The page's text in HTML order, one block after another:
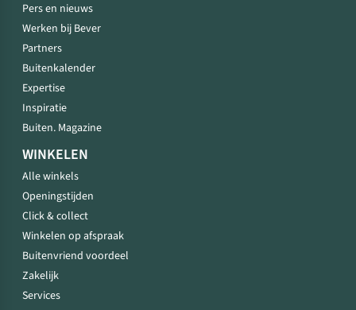
Pers en nieuws
Werken bij Bever
Partners
Buitenkalender
Expertise
Inspiratie
Buiten. Magazine
WINKELEN
Alle winkels
Openingstijden
Click & collect
Winkelen op afspraak
Buitenvriend voordeel
Zakelijk
Services